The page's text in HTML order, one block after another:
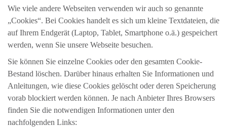
Wie viele andere Webseiten verwenden wir auch so genannte
„Cookies“. Bei Cookies handelt es sich um kleine Textdateien, die
auf Ihrem Endgerät (Laptop, Tablet, Smartphone o.ä.) gespeichert
werden, wenn Sie unsere Webseite besuchen.
Sie können Sie einzelne Cookies oder den gesamten Cookie-
Bestand löschen. Darüber hinaus erhalten Sie Informationen und
Anleitungen, wie diese Cookies gelöscht oder deren Speicherung
vorab blockiert werden können. Je nach Anbieter Ihres Browsers
finden Sie die notwendigen Informationen unter den
nachfolgenden Links: